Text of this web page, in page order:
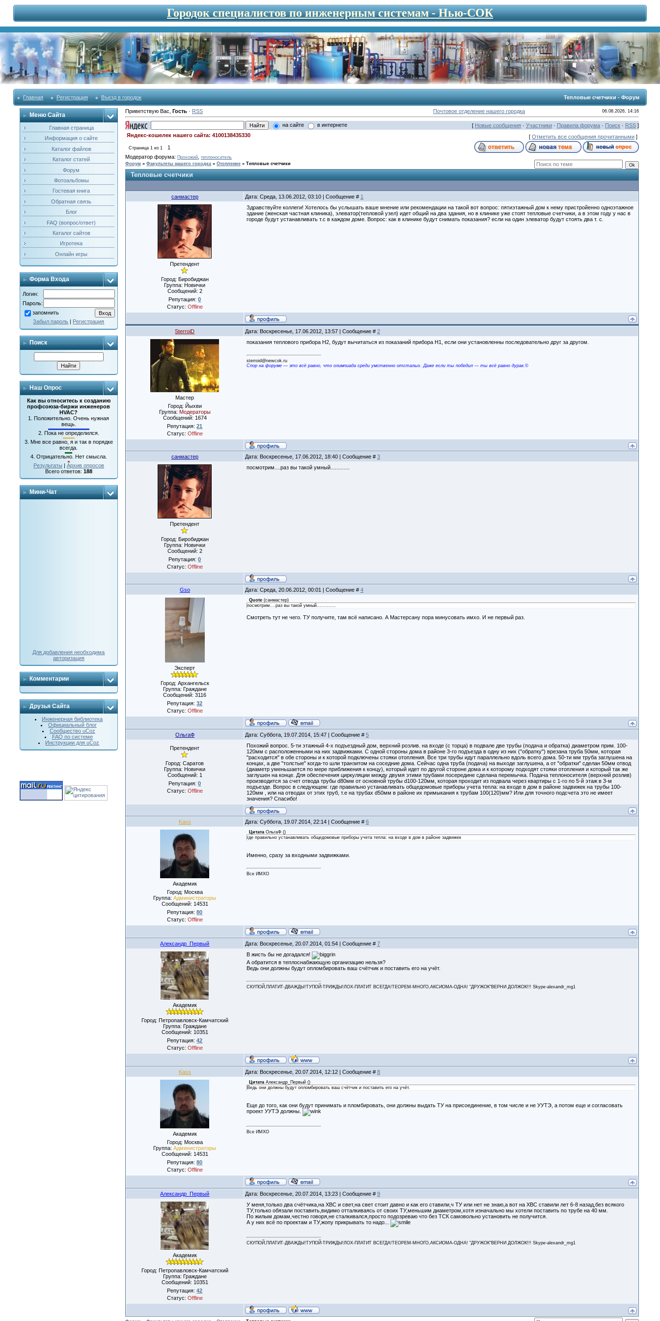
Городок специалистов по инженерным системам - Нью-СОК
Главная Регистрация Въезд в городок Тепловые счетчики - Форум
Меню Сайта
Главная страница
Информация о сайте
Каталог файлов
Каталог статей
Форум
Фотоальбомы
Гостевая книга
Обратная связь
Блог
FAQ (вопрос/ответ)
Каталог сайтов
Игротека
Онлайн игры
Форма Входа
Логин:
Пароль:
запомнить
Забыл пароль | Регистрация
Поиск
Наш Опрос
Как вы относитесь к созданию
профсоюза-биржи инженеров
HVAC?
1.Положительно. Очень нужная
вещь.
2. Пока не определился.
3. Мне все равно, я и так в порядке
всегда.
4. Отрицательно. Нет смысла.
Результаты | Архив опросов
Всего ответов: 188
Мини-Чат
Для добавления необходима
авторизация
Комментарии
Друзья Сайта
Инженерная библиотека
Официальный блог
Сообщество uCoz
FAQ по системе
Инструкции для uCoz
Приветствую Вас Гость· RSS Почтовое отделение нашего городка 06.08.2026, 14:16
на сайте в интернете [ Новые сообщения· Участники· Правила форума· Поиск· RSS]
Яндекс-кошелек нашего сайта: 4100138435330
[ Отметить все сообщения прочитанными]
Страница 1 из 1
1
Модератор форума: Прохожий, теплоноситель
Форум » Факультеты нашего городка » Отопление » Тепловые счетчики
Тепловые счетчики
санмастер Дата: Среда, 13.06.2012, 03:10 | Сообщение # 1
Претендент
Город: Биробиджан
Группа: Новички
Сообщений: 2
Репутация:0
Статус: Offline
Здравствуйте коллеги! Хотелось бы услышать ваше мнение или рекомендации на такой вот вопрос: пятиэтажный дом к нему пристройенно одноэтажное
здание (женская частная клиника), элеватор(тепловой узел) идет общий на два здания, но в клинике уже стоят тепловые счетчики, а в этом году у нас в
городе будут устанавливать т.с в каждом доме. Вопрос: как в клинике будут снимать показания? если на один элеватор будут стоять два т. с.
SterroiD Дата: Воскресенье, 17.06.2012, 13:57 | Сообщение # 2
Мастер
Город: Йыхви
Группа: Модераторы
Сообщений: 1674
Репутация:21
Статус: Offline
показания теплового прибора Н2, будут вычитаться из показаний прибора Н1, если они установленны последовательно друг за другом.
sterroid@newcok.ru
Спор на форуме — это всё равно, что олимпиада среди умственно отсталых. Даже если ты победил — ты всё равно дурак.©
санмастер Дата: Воскресенье, 17.06.2012, 18:40 | Сообщение # 3
Претендент
Город: Биробиджан
Группа: Новички
Сообщений: 2
Репутация:0
Статус: Offline
посмотрим....раз вы такой умный.............
Gso Дата: Среда, 20.06.2012, 00:01 | Сообщение # 4
Эксперт
Город: Архангельск
Группа: Граждане
Сообщений:3116
Репутация:32
Статус: Offline
Quote(санмастер)
посмотрим....раз вы такой умный.............
Смотреть тут не чего. ТУ получите, там всё написано. А Мастерсану пора минусовать имхо. И не первый раз.
ОльгаФ Дата: Суббота, 19.07.2014, 15:47 | Сообщение # 5
Претендент
Город: Саратов
Группа: Новички
Сообщений: 1
Репутация:0
Статус: Offline
Похожий вопрос. 5-ти этажный 4-х подъездный дом, верхний розлив. на входе (с торца) в подвале две трубы (подача и обратка) диаметром прим. 100-
120мм с расположенными на них задвижками. С одной стороны дома в районе 3-го подъезда в одну из них ("обратку") врезана труба 50мм, которая
"расходится" в обе стороны и к которой подключены стояки отопления. Все три трубы идут параллельно вдоль всего дома. 50-ти мм труба заглушена на
концах, а две "толстые" когда-то шли транзитом на соседние дома. Сейчас одна труба (подача) на выходе заглушена, а от "обратки" сделан 50мм отвод
(диаметр уменьшается по мере приближения к концу), который идет по другой стороне дома и к которому подходят стояки отопления и который так же
заглушен на конце. Для обеспечения циркуляции между двумя этими трубами посередине сделана перемычка. Подача теплоносителя (верхний розлив)
производится за счет отвода трубы d80мм от основной трубы d100-120мм, которая проходит из подвала через квартиры с 1-го по 5-й этаж в 3-м
подъезде. Вопрос в следующем: где правильно устанавливать общедомовые приборы учета тепла: на входе в дом в районе задвижек на трубы 100-
120мм , или на отводах от этих труб, т.е на трубах d50мм в районе их примыкания к трубам 100(120)мм? Или для точного подсчета это не имеет
значения? Спасибо!
Kass Дата: Суббота, 19.07.2014, 22:14 | Сообщение # 6
Академик
Город: Москва
Группа:Администраторы
Сообщений: 14531
Репутация:80
Статус: Offline
Цитата ОльгаФ()
где правильно устанавливать общедомовые приборы учета тепла: на входе в дом в районе задвижек
Именно, сразу за входными задвижками.
Все ИМХО
Александр_Первый Дата: Воскресенье, 20.07.2014, 01:54 | Сообщение # 7
Академик
Город: Петропавловск-Камчатский
Группа: Граждане
Сообщений: 10351
Репутация:42
Статус: Offline
В жисть бы не догадался!
А обратится в теплоснабжающую организацию нельзя?
Ведь они должны будут опломбировать ваш счётчик и поставить его на учёт.
СКУПОЙ,ПЛАТИТ-ДВАЖДЫ!ТУПОЙ-ТРИЖДЫ!ЛОХ-ПЛАТИТ ВСЕГДА!ТЕОРЕМ-МНОГО,АКСИОМА-ОДНА! "ДРУЖОК"ВЕРНИ ДОЛЖОК!!! Skype-alexandr_mg1
Kass Дата: Воскресенье, 20.07.2014, 12:12 | Сообщение # 8
Академик
Город: Москва
Группа:Администраторы
Сообщений: 14531
Репутация:80
Статус: Offline
Цитата Александр_Первый()
Ведь они должны будут опломбировать ваш счётчик и поставить его на учёт.
Еще до того, как они будут принимать и пломбировать, они должны выдать ТУ на присоединение, в том числе и не УУТЭ, а потом еще и согласовать
проект УУТЭ должны.
Все ИМХО
Александр_Первый Дата: Воскресенье, 20.07.2014, 13:23 | Сообщение # 9
Академик
Город: Петропавловск-Камчатский
Группа: Граждане
Сообщений: 10351
Репутация:42
Статус: Offline
У меня,только два счётчика,на ХВС и свет,на свет стоит давно и как его ставили,ч ТУ или нет не знаю,а вот на ХВС ставили лет 6-8 назад,без всякого
ТУ,только обязали поставить,видимо отталкиваясь от своих ТУ,меньшим диаметром,хотя изначально мы хотели поставить по трубе на 40 мм.
По жилым домам,честно говоря,не сталкивался,просто подозреваю что без ТСК самовольно установить не получится.
А у них всё по проектам и ТУ,жопу прикрывать то надо...
СКУПОЙ,ПЛАТИТ-ДВАЖДЫ!ТУПОЙ-ТРИЖДЫ!ЛОХ-ПЛАТИТ ВСЕГДА!ТЕОРЕМ-МНОГО,АКСИОМА-ОДНА! "ДРУЖОК"ВЕРНИ ДОЛЖОК!!! Skype-alexandr_mg1